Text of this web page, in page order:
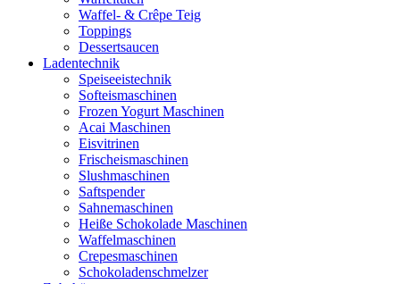
Waffel- & Crêpe Teig
Toppings
Dessertsaucen
Ladentechnik
Speiseeistechnik
Softeismaschinen
Frozen Yogurt Maschinen
Acai Maschinen
Eisvitrinen
Frischeismaschinen
Slushmaschinen
Saftspender
Sahnemaschinen
Heiße Schokolade Maschinen
Waffelmaschinen
Crepesmaschinen
Schokoladenschmelzer